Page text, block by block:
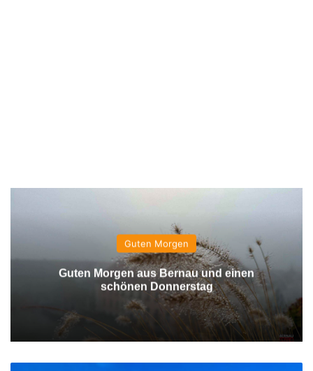
Guten Morgen
Guten Morgen aus Bernau und einen
schönen Donnerstag